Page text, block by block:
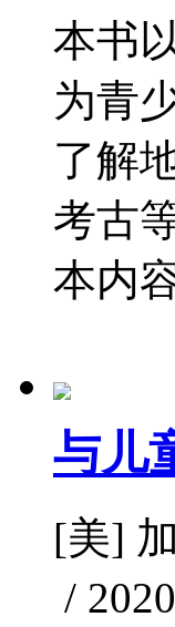
本书
为青
了解
考古
本内
与儿
[美]
/